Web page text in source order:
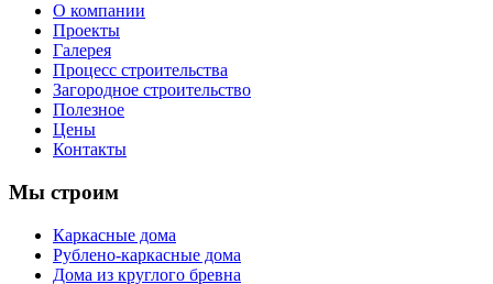
О компании
Проекты
Галерея
Процесс строительства
Загородное строительство
Полезное
Цены
Контакты
Мы строим
Каркасные дома
Рублено-каркасные дома
Дома из круглого бревна